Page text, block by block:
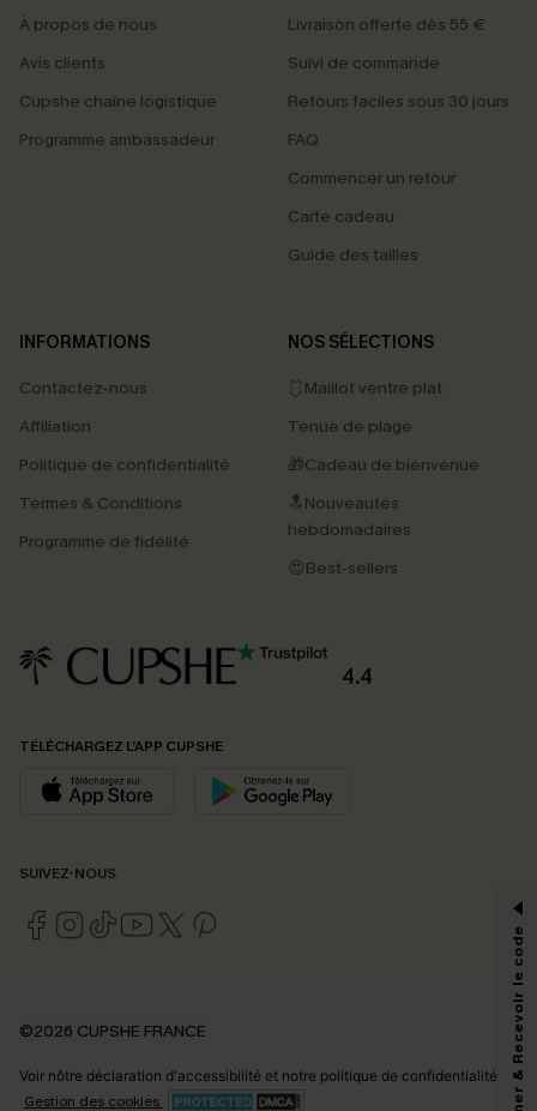
À propos de nous
Avis clients
Cupshe chaîne logistique
Programme ambassadeur
Livraison offerte dès 55 €
Suivi de commande
Retours faciles sous 30 jours
FAQ
Commencer un retour
Carte cadeau
Guide des tailles
INFORMATIONS
Contactez-nous
Affiliation
Politique de confidentialité
Termes & Conditions
Programme de fidélité
NOS SÉLECTIONS
🩱Maillot ventre plat
Tenue de plage
🎁Cadeau de bienvenue
🔝Nouveautés
hebdomadaires
😍Best-sellers
4.4
TÉLÉCHARGEZ L’APP CUPSHE
SUIVEZ-NOUS
©2026 CUPSHE FRANCE
Voir nôtre déclaration d'accessibilité et notre politique de confidentialité.
Gestion des cookies
*Un code par commande, valable une seule fois.
marketing (y compris du contenu généré par l'IA) de Cupshe et
pouvons utiliser les données collectées sur notre site ainsi que des
technologies de suivi, telles que des pixels intégrés à nos e-mails, afin de
S'abonner & Recevoir le code